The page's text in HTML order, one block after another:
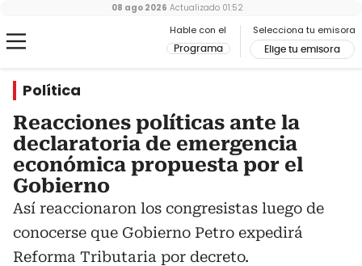
Hable con el
Programa
Selecciona tu emisora
Elige tu emisora
08 ago 2026 Actualizado 01:52
Política
Reacciones políticas ante la
declaratoria de emergencia
económica propuesta por el
Gobierno
Así reaccionaron los congresistas luego de
conocerse que Gobierno Petro expedirá
Reforma Tributaria por decreto.